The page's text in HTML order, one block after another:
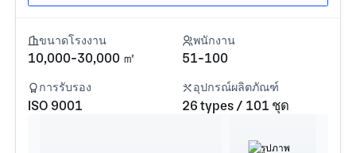
ขนาดโรงงาน
10,000-30,000 ㎡
พนักงาน
51-100
การรับรอง
ISO 9001
อุปกรณ์ผลิตภัณฑ์
26 types / 101 ชุด